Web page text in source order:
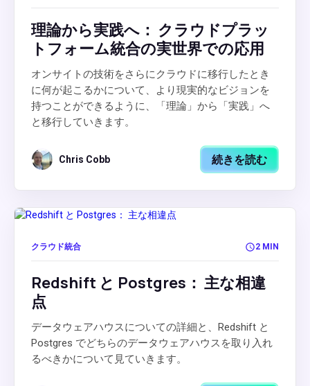
理論から実践へ： クラウドプラッ
トフォーム統合の実世界での応用
オンサイトの技術をさらにクラウドに移行したとき
に何が起こるかについて、より現実的なビジョンを
持つことができるように、「理論」から「実践」へ
と移行していきます。
Chris Cobb 続きを読む
クラウド統合 2 MIN
Redshift と Postgres： 主な相違
点
データウェアハウスについての詳細と、Redshift と
Postgres でどちらのデータウェアハウスを取り入れ
るべきかについて見ていきます。